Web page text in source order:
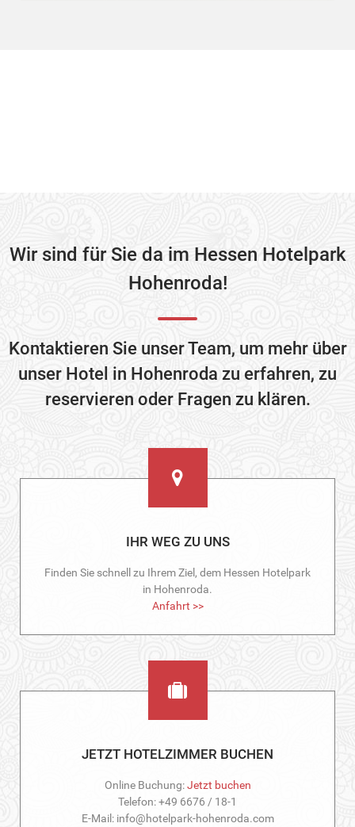
Wir sind für Sie da im Hessen Hotelpark
Hohenroda!
Kontaktieren Sie unser Team, um mehr über
unser Hotel in Hohenroda zu erfahren, zu
reservieren oder Fragen zu klären.
IHR WEG ZU UNS
Finden Sie schnell zu Ihrem Ziel, dem Hessen Hotelpark
in Hohenroda.
Anfahrt >>
JETZT HOTELZIMMER BUCHEN
Online Buchung:Jetzt buchen
Telefon: +49 6676 / 18-1
E-Mail: info@hotelpark-hohenroda.com